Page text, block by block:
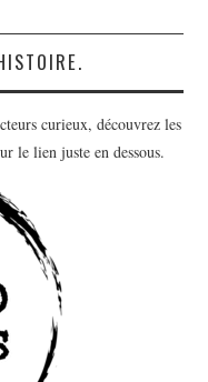
curieux, découvrez les
le lien juste en dessous.